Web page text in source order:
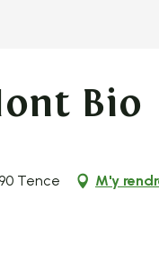
Bio
Tence
M'y